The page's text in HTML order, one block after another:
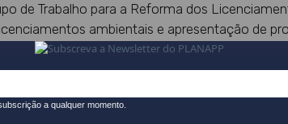
de Trabalho para a Reforma dos
ambientais e apresentação de